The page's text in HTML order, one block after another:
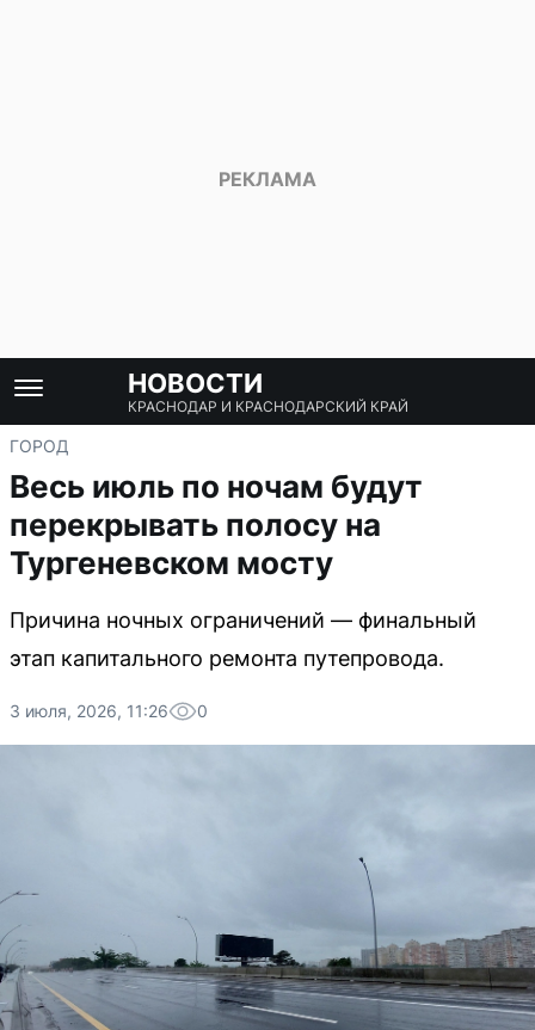
НОВОСТИ
КРАСНОДАР И КРАСНОДАРСКИЙ КРАЙ
ГОРОД
Весь июль по ночам будут
перекрывать полосу на
Тургеневском мосту
Причина ночных ограничений — финальный
этап капитального ремонта путепровода.
3 июля, 2026, 11:26 0